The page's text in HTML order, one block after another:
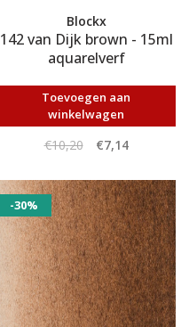
Blockx
142 van Dijk brown - 15ml
aquarelverf
Toevoegen aan
winkelwagen
€10,20 €7,14
-30%